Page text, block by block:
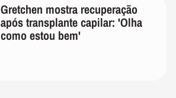
Gretchen mostra recuperação
após transplante capilar: 'Olha
como estou bem'